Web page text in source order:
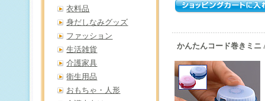
かんたんコード巻きミニ
衣料品
身だしなみグッズ
ファッション
生活雑貨
介護家具
衛生用品
おもちゃ・人形